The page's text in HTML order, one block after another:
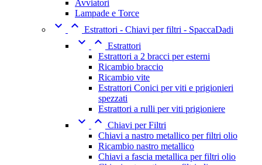
Avviatori
Lampade e Torce
  Estrattori - Chiavi per filtri - SpaccaDadi
  Estrattori
Estrattori a 2 bracci per esterni
Ricambio braccio
Ricambio vite
Estrattori Conici per viti e prigionieri
spezzati
Estrattori a rulli per viti prigioniere
  Chiavi per Filtri
Chiavi a nastro metallico per filtri olio
Ricambio nastro metallico
Chiavi a fascia metallica per filtri olio